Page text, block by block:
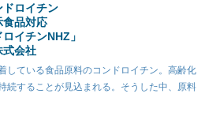
ドロイチン
食品対応
ロイチンNHZ」
式会社
している食品原料のコンドロイチン。高齢化
続することが見込まれる。そうした中、原料